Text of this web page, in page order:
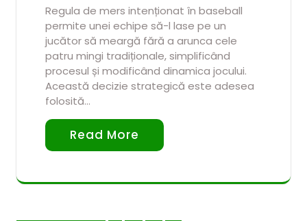
Regula de mers intenționat în baseball
permite unei echipe să-l lase pe un
jucător să meargă fără a arunca cele
patru mingi tradiționale, simplificând
procesul și modificând dinamica jocului.
Această decizie strategică este adesea
folosită…
Read More